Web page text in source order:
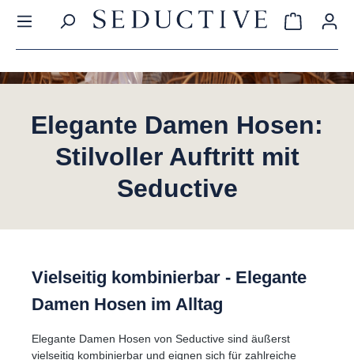
content
Elegante Damen Hosen:
Stilvoller Auftritt mit
Seductive
Vielseitig kombinierbar - Elegante
Damen Hosen im Alltag
Elegante Damen Hosen von Seductive sind äußerst
vielseitig kombinierbar und eignen sich für zahlreiche